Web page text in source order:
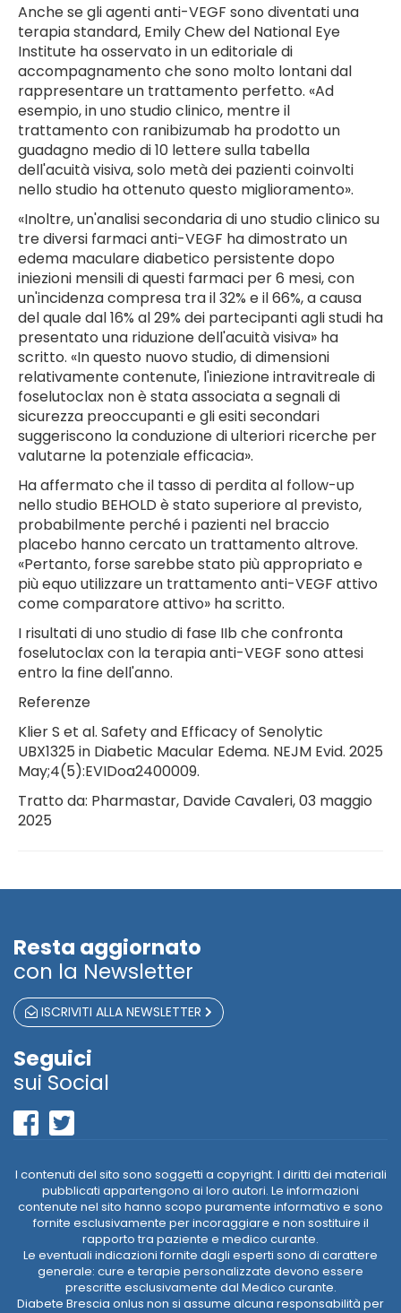
Anche se gli agenti anti-VEGF sono diventati una
terapia standard, Emily Chew del National Eye
Institute ha osservato in un editoriale di
accompagnamento che sono molto lontani dal
rappresentare un trattamento perfetto. «Ad
esempio, in uno studio clinico, mentre il
trattamento con ranibizumab ha prodotto un
guadagno medio di 10 lettere sulla tabella
dell'acuità visiva, solo metà dei pazienti coinvolti
nello studio ha ottenuto questo miglioramento».
«Inoltre, un'analisi secondaria di uno studio clinico su
tre diversi farmaci anti-VEGF ha dimostrato un
edema maculare diabetico persistente dopo
iniezioni mensili di questi farmaci per 6 mesi, con
un'incidenza compresa tra il 32% e il 66%, a causa
del quale dal 16% al 29% dei partecipanti agli studi ha
presentato una riduzione dell'acuità visiva» ha
scritto. «In questo nuovo studio, di dimensioni
relativamente contenute, l'iniezione intravitreale di
foselutoclax non è stata associata a segnali di
sicurezza preoccupanti e gli esiti secondari
suggeriscono la conduzione di ulteriori ricerche per
valutarne la potenziale efficacia».
Ha affermato che il tasso di perdita al follow-up
nello studio BEHOLD è stato superiore al previsto,
probabilmente perché i pazienti nel braccio
placebo hanno cercato un trattamento altrove.
«Pertanto, forse sarebbe stato più appropriato e
più equo utilizzare un trattamento anti-VEGF attivo
come comparatore attivo» ha scritto.
I risultati di uno studio di fase IIb che confronta
foselutoclax con la terapia anti-VEGF sono attesi
entro la fine dell'anno.
Referenze
Klier S et al. Safety and Efficacy of Senolytic
UBX1325 in Diabetic Macular Edema. NEJM Evid. 2025
May;4(5):EVIDoa2400009.
Tratto da: Pharmastar, Davide Cavaleri, 03 maggio
2025
Resta aggiornato
con la Newsletter
ISCRIVITI ALLA NEWSLETTER
Seguici
sui Social
I contenuti del sito sono soggetti a copyright. I diritti dei materiali
pubblicati appartengono ai loro autori. Le informazioni
contenute nel sito hanno scopo puramente informativo e sono
fornite esclusivamente per incoraggiare e non sostituire il
rapporto tra paziente e medico curante.
Le eventuali indicazioni fornite dagli esperti sono di carattere
generale: cure e terapie personalizzate devono essere
prescritte esclusivamente dal Medico curante.
Diabete Brescia onlus non si assume alcuna responsabilità per